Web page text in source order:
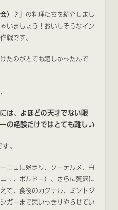
）？」 の料理たちを紹介しまし
いましょう！おいしそうなイン
戦です。
たのがとても嬉しかったんで
は、 よほどの天才でない限
の経験だけではとても難しい
。
ニュに始まり、ソーテルヌ、白
ュ、ボルドー）、さらに贅沢に
て、食後のカクテル、ミントジ
ガーまで思いっきりやらせてい